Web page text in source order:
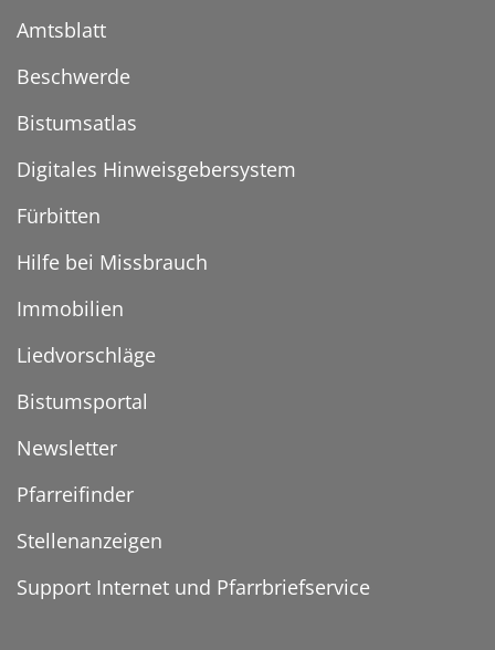
Amtsblatt
Beschwerde
Bistumsatlas
Digitales Hinweisgebersystem
Fürbitten
Hilfe bei Missbrauch
Immobilien
Liedvorschläge
Bistumsportal
Newsletter
Pfarreifinder
Stellenanzeigen
Support Internet und Pfarrbriefservice